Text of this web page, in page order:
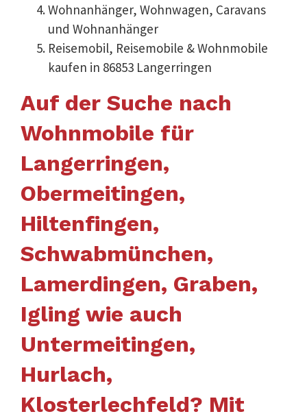
Wohnanhänger, Wohnwagen, Caravans
und Wohnanhänger
Reisemobil, Reisemobile & Wohnmobile
kaufen in 86853 Langerringen
Auf der Suche nach
Wohnmobile für
Langerringen,
Obermeitingen,
Hiltenfingen,
Schwabmünchen,
Lamerdingen, Graben,
Igling wie auch
Untermeitingen,
Hurlach,
Klosterlechfeld? Mit